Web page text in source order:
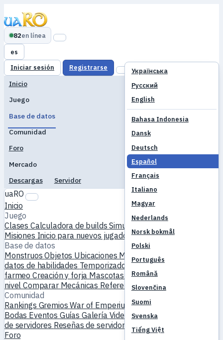
82en línea
es
Українська
Русский
English
Bahasa Indonesia
Dansk
Deutsch
Español
Français
Italiano
Magyar
Nederlands
Norsk bokmål
Polski
Português
Română
Slovenčina
Suomi
Svenska
Tiếng Việt
Iniciar sesión Registrarse
Inicio
Juego
Base de datos
Comunidad
Foro
Mercado
Descargas
Servidor
uaRO
Inicio
Juego
Clases Calculadora de buildsSimulador de habilidades
Misiones Inicio para nuevos jugadores
Base de datos
MonstruosObjetos Ubicaciones Mapa mundial
datos de habilidades Temporizadores de MVP
farmeo Creación y forja Mascotas Homúnculos
nivelComparar Mecánicas Referencias
Comunidad
Rankings GremiosWar of EmperiumPerfiles de jugadores
Bodas Eventos Guías Galería VideosBlogsClubes
de servidores Reseñas de servidores
Socios
Foro